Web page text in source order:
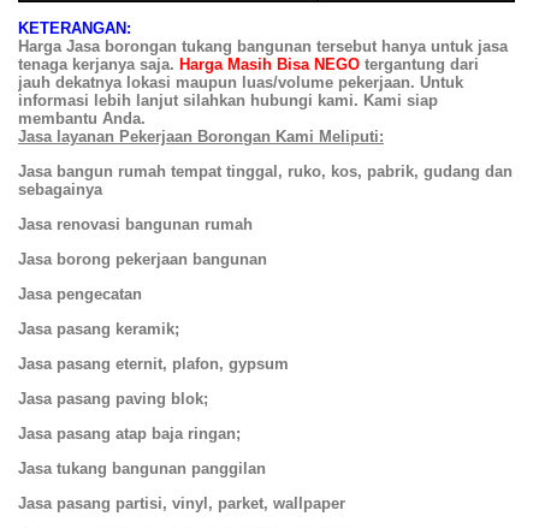
KETERANGAN:
Harga Jasa borongan tukang bangunan tersebut hanya untuk jasa
tenaga kerjanya saja. Harga Masih Bisa NEGO tergantung dari
jauh dekatnya lokasi maupun luas/volume pekerjaan. Untuk
informasi lebih lanjut silahkan hubungi kami. Kami siap
membantu Anda.
Jasa layanan Pekerjaan Borongan Kami Meliputi:
Jasa bangun rumah tempat tinggal, ruko, kos, pabrik, gudang dan
sebagainya
Jasa renovasi bangunan rumah
Jasa borong pekerjaan bangunan
Jasa pengecatan
Jasa pasang keramik;
Jasa pasang eternit, plafon, gypsum
Jasa pasang paving blok;
Jasa pasang atap baja ringan;
Jasa tukang bangunan panggilan
Jasa pasang partisi, vinyl, parket, wallpaper